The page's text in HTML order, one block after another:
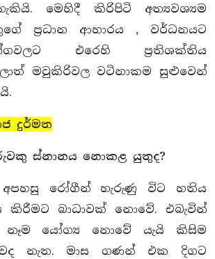
මෙහිදී කිරිපිටි අත්‍යවශ්‍යම
ප්‍රධාන ආහාරය , වර්ධනයට
එරෙහි ප්‍රතිශක්තිය
මවුකිරිවල වටිනාකම සුළුවෙන්
දුර්මත
ස්නානය නොකළ යුතුද?
අපහසු රෝගීන් හැරුණු විට හතිය
කිරීමට බාධාවක් නොවේ. එබැවින්
යෝග්‍ය නොවේ යැයි කිසිම
නැත. මාස ගණන් එක දිගට